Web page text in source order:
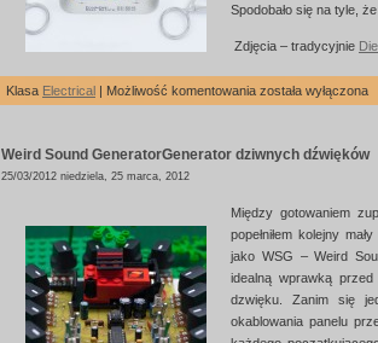
Spodobało się na tyle,
Zdjęcia – tradycyjnie
Klasa Electrical | Możliwość komentowania Konsola
Atarowca
została wyłączona
Weird Sound GeneratorGenerator dziwnych dźwięków
25/03/2012 niedziela, 25 marca, 2012
Między gotowaniem
popełniłem kolejny
jako WSG – Weird
idealną wprawką
dzwięku. Zanim się
okablowania panelu